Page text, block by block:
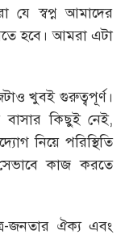
যে স্বপ্ন আমাদের
হবে। আমরা এটা
খুবই গুরুত্বপূর্ণ।
কিছুই নেই,
নিয়ে পরিস্থিতি
কাজ করতে
জনতার ঐক্য এবং